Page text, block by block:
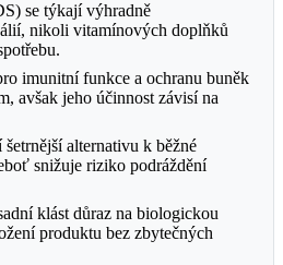
se týkají výhradně
nikoli vitamínových doplňků
imunitní funkce a ochranu buněk
avšak jeho účinnost závisí na
alternativu k běžné
snižuje riziko podráždění
klást důraz na biologickou
produktu bez zbytečných